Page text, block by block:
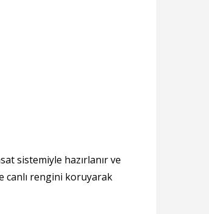
sistemiyle hazırlanır ve
canlı rengini koruyarak